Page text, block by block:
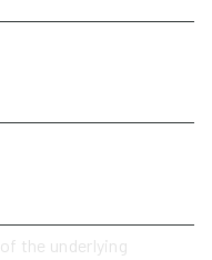
of the underlying